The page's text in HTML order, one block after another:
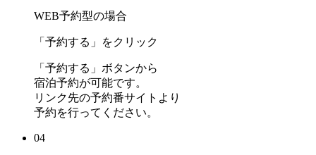
WEB予約型の場合
「予約する」をクリック
「予約する」ボタンから
宿泊予約が可能です。
リンク先の予約番サイトより
予約を行ってください。
04